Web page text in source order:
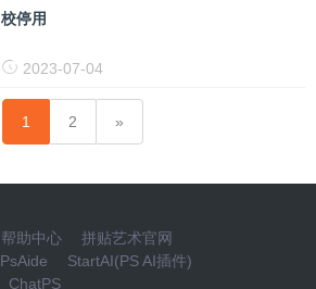
校停用
2023-07-04
1 2
帮助中心
拼贴艺术官网
PsAide
StartAI(PS AI插件)
ChatPS